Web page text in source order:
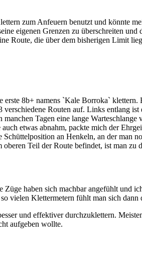
zum Anfeuern benutzt und könnte
eigenen Grenzen zu überschreiten
Route, die über dem bisherigen Limit
erste 8b+ namens `Kale Borroka`
Routen auf. Links entlang
Tagen eine lange
etwas abnahm, packte mich der
an Henkeln, an der man
Teil der Route befindet, ist man zu
haben sich machbar angefühlt und
vielen Klettermetern fühlt man sich
und effektiver durchzuklettern.
aufgeben wollte.